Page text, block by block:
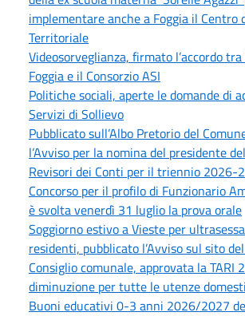
implementare anche a Foggia il Centro
Territoriale
Videosorveglianza, firmato l’accordo
Foggia e il Consorzio ASI
Politiche sociali, aperte le domande di
Servizi di Sollievo
Pubblicato sull’Albo Pretorio del
l’Avviso per la nomina del presidente
Revisori dei Conti per il triennio 2026-
Concorso per il profilo di Funzionario
è svolta venerdì 31 luglio la prova orale
Soggiorno estivo a Vieste per
residenti, pubblicato l’Avviso sul sito
Consiglio comunale, approvata la TARI
diminuzione per tutte le utenze
Buoni educativi 0-3 anni 2026/2027